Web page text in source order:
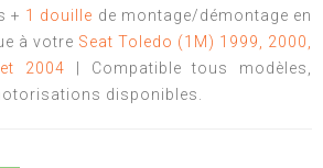
+ 1 douille de montage/démontage en
à votre Seat Toledo (1M) 1999, 2000,
2004 | Compatible tous modèles,
disponibles.